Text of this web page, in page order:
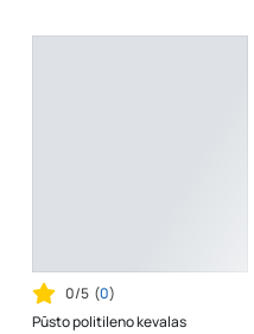
0/5 (0)
Pūsto politileno kevalas